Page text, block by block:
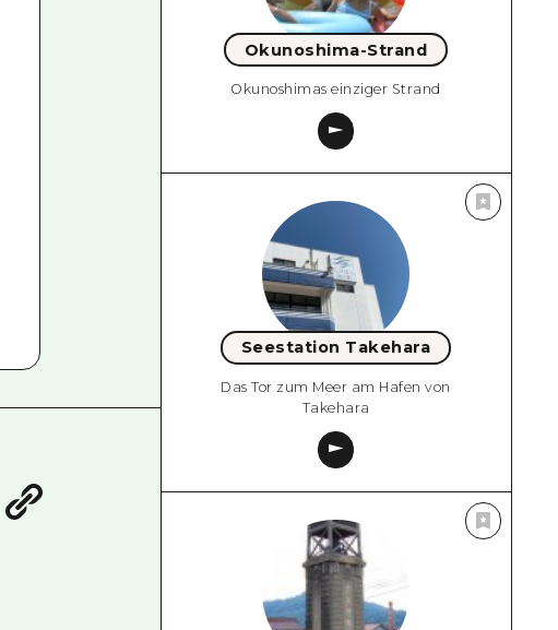
Okunoshima-Strand
Okunoshimas einziger Strand
Seestation Takehara
Das Tor zum Meer am Hafen von
Takehara